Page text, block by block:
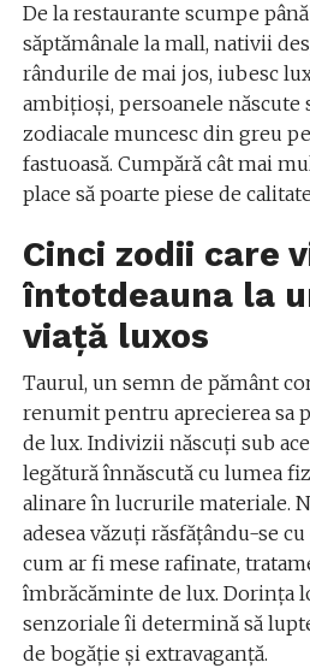
De la restaurante scumpe
săptămânale la mall, nativii
rândurile de mai jos, iubesc
ambițioși, persoanele născute
zodiacale muncesc din greu
fastuoasă. Cumpără cât mai
place să poarte piese de
Cinci zodii care
întotdeauna la
viață luxos
Taurul, un semn de pământ
renumit pentru aprecierea sa
de lux. Indivizii născuți sub
legătură înnăscută cu lumea
alinare în lucrurile materiale.
adesea văzuți răsfățându-se
cum ar fi mese rafinate,
îmbrăcăminte de lux. Dorința
senzoriale îi determină să
de bogăție și extravaganță.